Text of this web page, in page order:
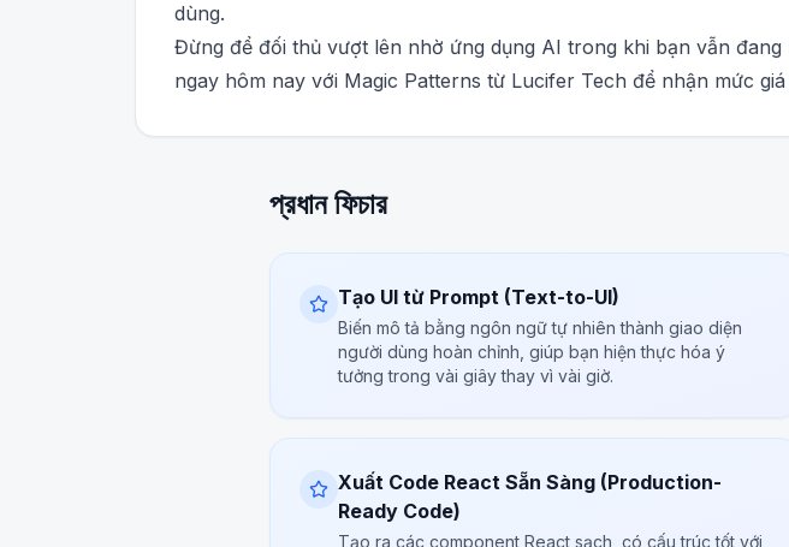
dùng.
Đừng để đối thủ vượt lên nhờ ứng dụng AI trong khi bạn vẫn
ngay hôm nay với Magic Patterns từ Lucifer Tech để nhận mức
প্রধান ফিচার
Tạo UI từ Prompt (Text-to-UI)
Biến mô tả bằng ngôn ngữ tự nhiên thành giao diện
người dùng hoàn chỉnh, giúp bạn hiện thực hóa ý
tưởng trong vài giây thay vì vài giờ.
Xuất Code React Sẵn Sàng (Production-
Ready Code)
Tạo ra các component React sạch, có cấu trúc tốt với